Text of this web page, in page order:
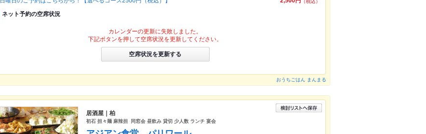
（税込）
ネット予約の空席状況
カレンダーの更新に失敗しました。
下記ボタンを押して空席状況を更新してください。
空席状況を更新する
おうちごはん まんまる
居酒屋｜柏
初石 担々麺 麻辣担 同窓会 昼飲み 貸切 少人数 ランチ 宴会